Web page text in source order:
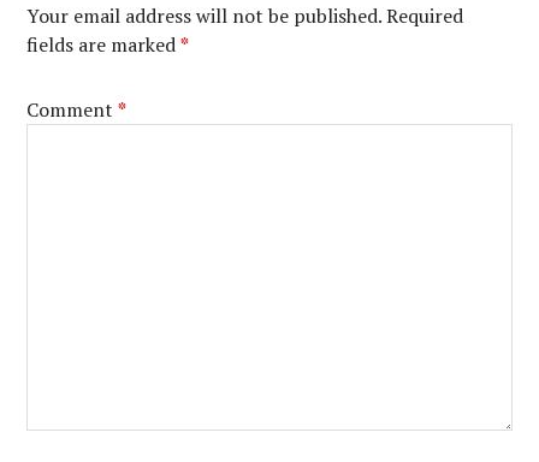
Your email address will not be published. Required
fields are marked*
Comment*